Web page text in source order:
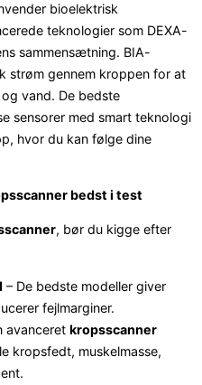
bioelektrisk
teknologier som DEXA-
sammensætning. BIA-
strøm gennem kroppen for at
vand. De bedste
sensorer med smart teknologi
hvor du kan følge dine
bedst i test
, bør du kigge efter
– De bedste modeller giver
fejlmarginer.
avanceret kropsscanner
kropsfedt, muskelmasse,